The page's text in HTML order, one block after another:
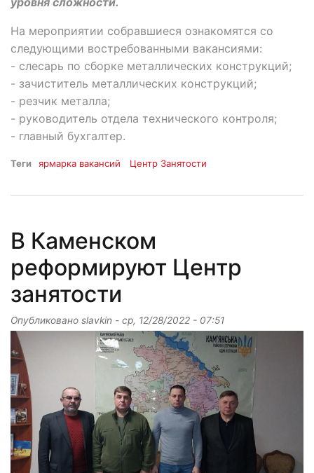
На мероприятии собравшиеся ознакомятся со
следующими востребованными вакансиями:
- слесарь по сборке металлических конструкций;
- зачиститель металлических конструкций;
- резчик металла;
- руководитель отдела технического контроля;
- главный бухгалтер.
Теги ярмарка вакансий Центр Занятости
В Каменском
реформируют Центр
занятости
Опубликовано slavkin - ср, 12/28/2022 - 07:51